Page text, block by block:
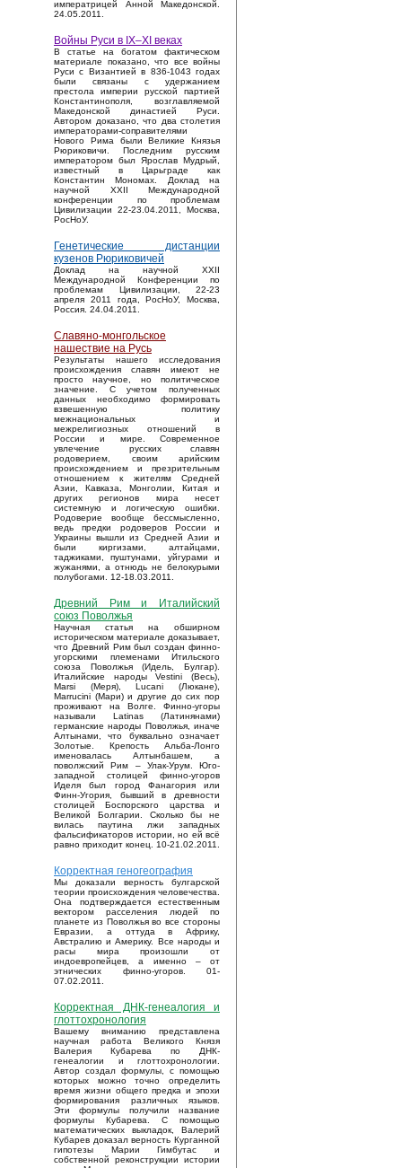
императрицей Анной Македонской.
24.05.2011.
Войны Руси в IX–XI веках
В статье на богатом фактическом
материале показано, что все войны
Руси с Византией в 836-1043 годах
были связаны с удержанием
престола империи русской партией
Константинополя, возглавляемой
Македонской династией Руси.
Автором доказано, что два столетия
императорами-соправителями
Нового Рима были Великие Князья
Рюриковичи. Последним русским
императором был Ярослав Мудрый,
известный в Царьграде как
Константин Мономах. Доклад на
научной XXII Международной
конференции по проблемам
Цивилизации 22-23.04.2011, Москва,
РосНоУ.
Генетические дистанции
кузенов Рюриковичей
Доклад на научной XXII
Международной Конференции по
проблемам Цивилизации, 22-23
апреля 2011 года, РосНоУ, Москва,
Россия. 24.04.2011.
Славяно-монгольское
нашествие на Русь
Результаты нашего исследования
происхождения славян имеют не
просто научное, но политическое
значение. С учетом полученных
данных необходимо формировать
взвешенную политику
межнациональных и
межрелигиозных отношений в
России и мире. Современное
увлечение русских славян
родоверием, своим арийским
происхождением и презрительным
отношением к жителям Средней
Азии, Кавказа, Монголии, Китая и
других регионов мира несет
системную и логическую ошибки.
Родоверие вообще бессмысленно,
ведь предки родоверов России и
Украины вышли из Средней Азии и
были киргизами, алтайцами,
таджиками, пуштунами, уйгурами и
жужанями, а отнюдь не белокурыми
полубогами. 12-18.03.2011.
Древний Рим и Италийский
союз Поволжья
Научная статья на обширном
историческом материале доказывает,
что Древний Рим был создан финно-
угорскими племенами Итильского
союза Поволжья (Идель, Булгар).
Италийские народы Vestini (Весь),
Marsi (Меря), Lucani (Люкане),
Marrucini (Мари) и другие до сих пор
проживают на Волге. Финно-угоры
называли Latinas (Латинянами)
германские народы Поволжья, иначе
Алтынами, что буквально означает
Золотые. Крепость Альба-Лонго
именовалась Алтынбашем, а
поволжский Рим – Улак-Урум. Юго-
западной столицей финно-угоров
Иделя был город Фанагория или
Финн-Угория, бывший в древности
столицей Боспорского царства и
Великой Болгарии. Сколько бы не
вилась паутина лжи западных
фальсификаторов истории, но ей всё
равно приходит конец. 10-21.02.2011.
Корректная геногеография
Мы доказали верность булгарской
теории происхождения человечества.
Она подтверждается естественным
вектором расселения людей по
планете из Поволжья во все стороны
Евразии, а оттуда в Африку,
Австралию и Америку. Все народы и
расы мира произошли от
индоевропейцев, а именно – от
этнических финно-угоров. 01-
07.02.2011.
Корректная ДНК-генеалогия и
глоттохронология
Вашему вниманию представлена
научная работа Великого Князя
Валерия Кубарева по ДНК-
генеалогии и глоттохронологии.
Автор создал формулы, с помощью
которых можно точно определить
время жизни общего предка и эпохи
формирования различных языков.
Эти формулы получили название
формулы Кубарева. С помощью
математических выкладок, Валерий
Кубарев доказал верность Курганной
гипотезы Марии Гимбутас и
собственной реконструкции истории